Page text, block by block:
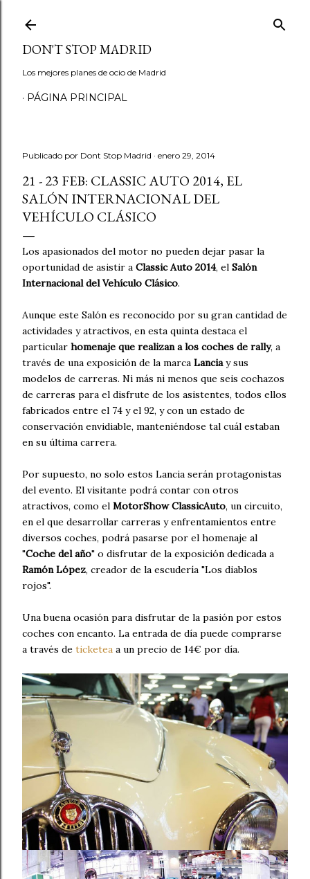
DON'T STOP MADRID
Los mejores planes de ocio de Madrid
PÁGINA PRINCIPAL
Publicado por Dont Stop Madrid enero 29, 2014
21 - 23 FEB: CLASSIC AUTO 2014, EL
SALÓN INTERNACIONAL DEL
VEHÍCULO CLÁSICO
Los apasionados del motor no pueden dejar pasar la
oportunidad de asistir a Classic Auto 2014, el Salón
Internacional del Vehículo Clásico.
Aunque este Salón es reconocido por su gran cantidad de
actividades y atractivos, en esta quinta destaca el
particular homenaje que realizan a los coches de rally, a
través de una exposición de la marca Lanciay sus
modelos de carreras. Ni más ni menos que seis cochazos
de carreras para el disfrute de los asistentes, todos ellos
fabricados entre el 74 y el 92, y con un estado de
conservación envidiable, manteniéndose tal cuál estaban
en su última carrera.
Por supuesto, no solo estos Lancia serán protagonistas
del evento. El visitante podrá contar con otros
atractivos, como el MotorShow ClassicAuto, un circuito,
en el que desarrollar carreras y enfrentamientos entre
diversos coches, podrá pasarse por el homenaje al
"Coche del año" o disfrutar de la exposición dedicada a
Ramón López, creador de la escudería "Los diablos
rojos".
Una buena ocasión para disfrutar de la pasión por estos
coches con encanto. La entrada de día puede comprarse
a través de ticketea a un precio de 14€ por día.